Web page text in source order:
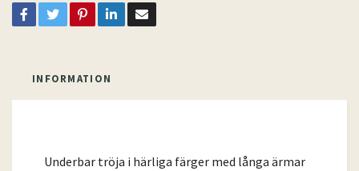
INFORMATION
Underbar tröja i härliga färger med långa ärmar